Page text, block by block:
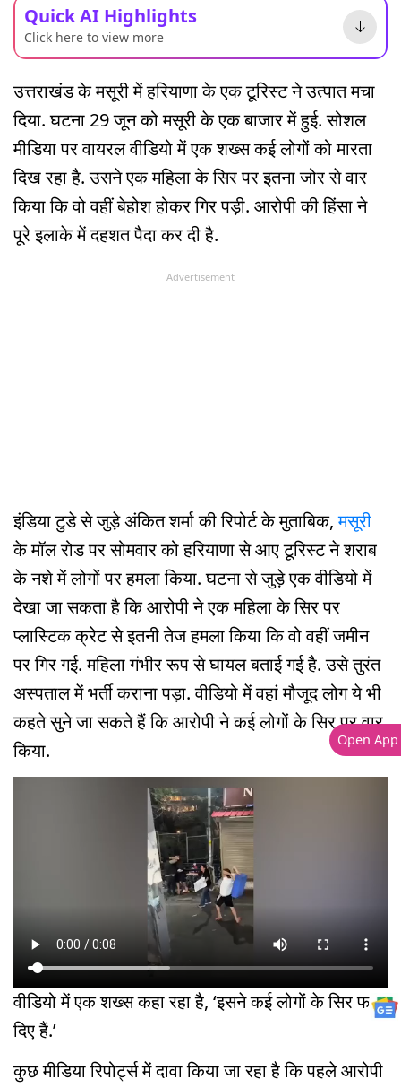
Quick AI Highlights
Click here to view more
उत्तराखंड के मसूरी में हरियाणा के एक टूरिस्ट ने उत्पात मचा
दिया. घटना 29 जून को मसूरी के एक बाजार में हुई. सोशल
मीडिया पर वायरल वीडियो में एक शख्स कई लोगों को मारता
दिख रहा है. उसने एक महिला के सिर पर इतना जोर से वार
किया कि वो वहीं बेहोश होकर गिर पड़ी. आरोपी की हिंसा ने
पूरे इलाके में दहशत पैदा कर दी है.
Advertisement
इंडिया टुडे से जुड़े अंकित शर्मा की रिपोर्ट के मुताबिक,मसूरी
के मॉल रोड पर सोमवार को हरियाणा से आए टूरिस्ट ने शराब
के नशे में लोगों पर हमला किया. घटना से जुड़े एक वीडियो में
देखा जा सकता है कि आरोपी ने एक महिला के सिर पर
प्लास्टिक क्रेट से इतनी तेज हमला किया कि वो वहीं जमीन
पर गिर गई. महिला गंभीर रूप से घायल बताई गई है. उसे तुरंत
अस्पताल में भर्ती कराना पड़ा. वीडियो में वहां मौजूद लोग ये भी
कहते सुने जा सकते हैं कि आरोपी ने कई लोगों के सिर पर वार
किया.
वीडियो में एक शख्स कहा रहा है, ‘इसने कई लोगों के सिर फाड़
दिए हैं.’
कुछ मीडिया रिपोर्ट्स में दावा किया जा रहा है कि पहले आरोपी
Open App